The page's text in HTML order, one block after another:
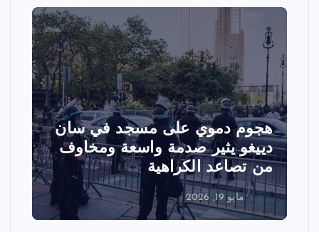
هجوم دموي على مسجد في سان
دييغو يثير صدمة واسعة ومخاوف
من تصاعد الكراهية
مايو 19, 2026